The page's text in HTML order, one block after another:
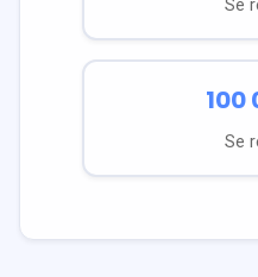
Se
100
Se